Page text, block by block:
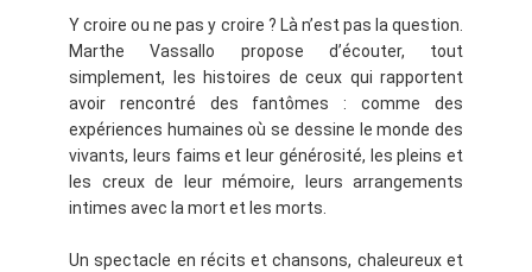
Y croire ou ne pas y croire ? Là n’est pas la question.
Marthe Vassallo propose d’écouter, tout
simplement, les histoires de ceux qui rapportent
avoir rencontré des fantômes : comme des
expériences humaines où se dessine le monde des
vivants, leurs faims et leur générosité, les pleins et
les creux de leur mémoire, leurs arrangements
intimes avec la mort et les morts.
Un spectacle en récits et chansons, chaleureux et